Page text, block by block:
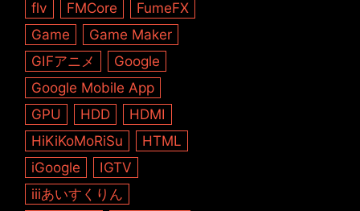
flv
FMCore
FumeFX
Game
Game Maker
GIFアニメ
Google
Google Mobile App
GPU
HDD
HDMI
HiKiKoMoRiSu
HTML
iGoogle
IGTV
iiiあいすくりん